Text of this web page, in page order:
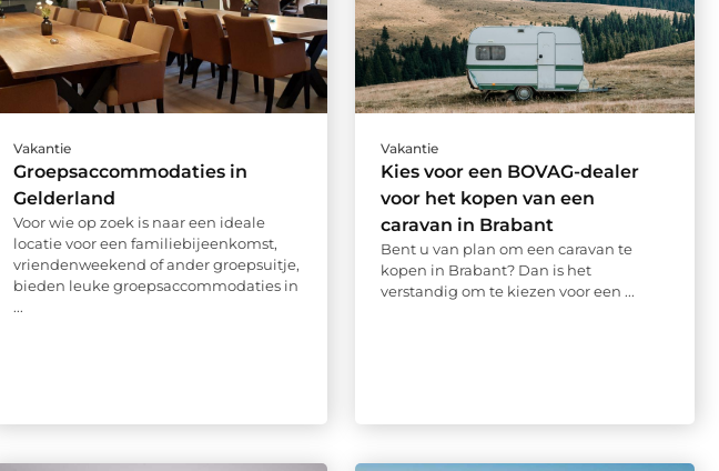
Vakantie
Groepsaccommodaties in
Gelderland
Voor wie op zoek is naar een ideale
locatie voor een familiebijeenkomst,
vriendenweekend of ander groepsuitje,
bieden leuke groepsaccommodaties in
...
Vakantie
Kies voor een BOVAG-dealer
voor het kopen van een
caravan in Brabant
Bent u van plan om een caravan te
kopen in Brabant? Dan is het
verstandig om te kiezen voor een ...